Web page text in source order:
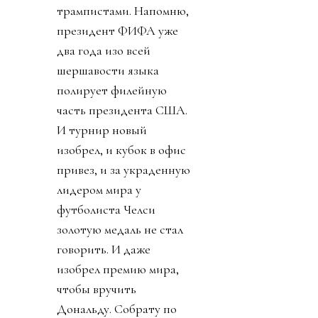
трампистами. Напомню,
президент ФИФА уже
два года изо всей
шершавости языка
полирует филейную
часть президента США.
И турнир новый
изобрел, и кубок в офис
привез, и за украденную
лидером мира у
футболиста Челси
золотую медаль не стал
говорить. И даже
изобрел премию мира,
чтобы вручить
Дональду. Собрату по